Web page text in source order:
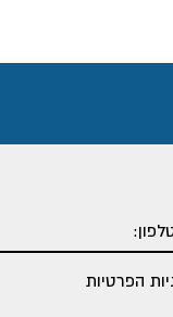
הפרטיות